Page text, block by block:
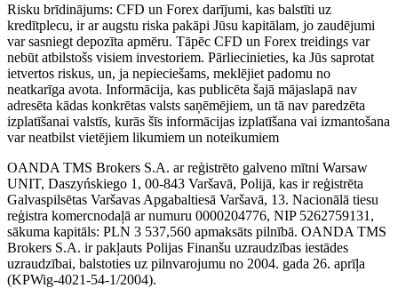
Risku brīdinājums: CFD un Forex darījumi, kas balstīti uz
kredītplecu, ir ar augstu riska pakāpi Jūsu kapitālam, jo zaudējumi
var sasniegt depozīta apmēru. Tāpēc CFD un Forex treidings var
nebūt atbilstošs visiem investoriem. Pārliecinieties, ka Jūs saprotat
ietvertos riskus, un, ja nepieciešams, meklējiet padomu no
neatkarīga avota. Informācija, kas publicēta šajā mājaslapā nav
adresēta kādas konkrētas valsts saņēmējiem, un tā nav paredzēta
izplatīšanai valstīs, kurās šīs informācijas izplatīšana vai izmantošana
var neatbilst vietējiem likumiem un noteikumiem
OANDA TMS Brokers S.A. ar reģistrēto galveno mītni Warsaw
UNIT, Daszyńskiego 1, 00-843 Varšavā, Polijā, kas ir reģistrēta
Galvaspilsētas Varšavas Apgabaltiesā Varšavā, 13. Nacionālā tiesu
reģistra komercnodaļā ar numuru 0000204776, NIP 5262759131,
sākuma kapitāls: PLN 3 537,560 apmaksāts pilnībā. OANDA TMS
Brokers S.A. ir pakļauts Polijas Finanšu uzraudzības iestādes
uzraudzībai, balstoties uz pilnvarojumu no 2004. gada 26. aprīļa
(KPWig-4021-54-1/2004).